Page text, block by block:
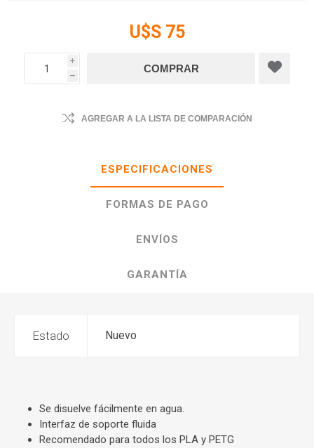
U$S 75
i
h
AGREGAR A LA LISTA DE COMPARACIÓN
ESPECIFICACIONES
FORMAS DE PAGO
ENVÍOS
GARANTÍA
Estado Nuevo
Se disuelve fácilmente en agua.
Interfaz de soporte fluida
Recomendado para todos los PLA y PETG